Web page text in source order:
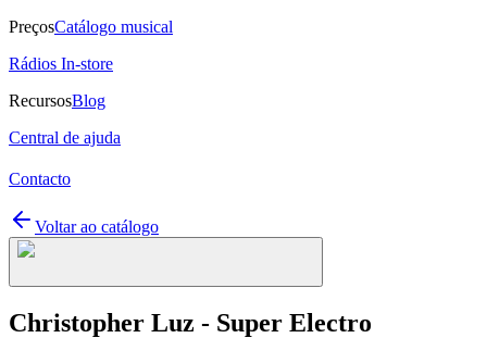
PreçosCatálogo musical
Rádios In-store
RecursosBlog
Central de ajuda
Contacto
Voltar ao catálogo
Christopher Luz - Super Electro